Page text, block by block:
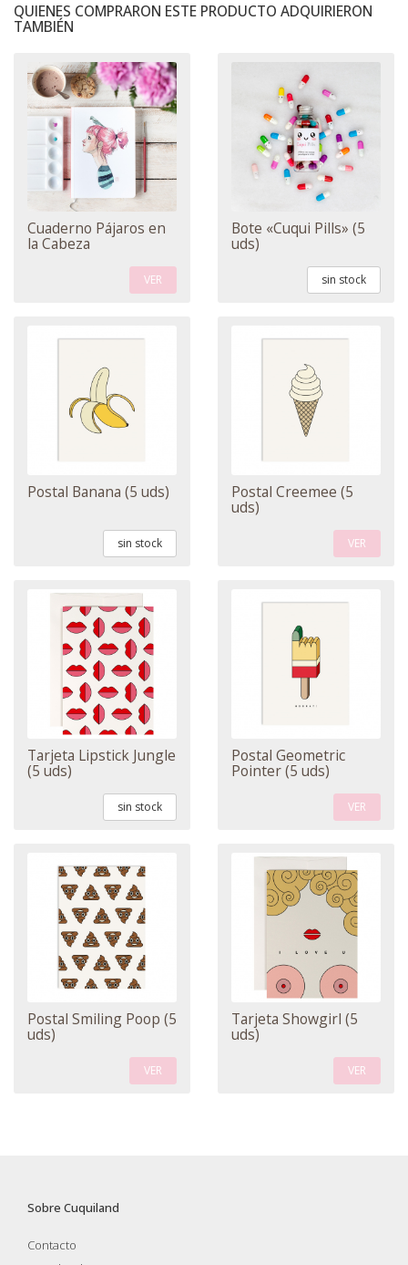
QUIENES COMPRARON ESTE PRODUCTO ADQUIRIERON
TAMBIÉN
Cuaderno Pájaros en
la Cabeza
VER
Bote «Cuqui Pills» (5
uds)
sin stock
Postal Banana (5 uds)
sin stock
Postal Creemee (5
uds)
VER
Tarjeta Lipstick Jungle
(5 uds)
sin stock
Postal Geometric
Pointer (5 uds)
VER
Postal Smiling Poop (5
uds)
VER
Tarjeta Showgirl (5
uds)
VER
Sobre Cuquiland
Contacto